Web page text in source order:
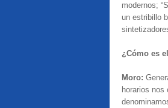
modernos;
un estribillo
¿Cómo es
Moro:
horarios